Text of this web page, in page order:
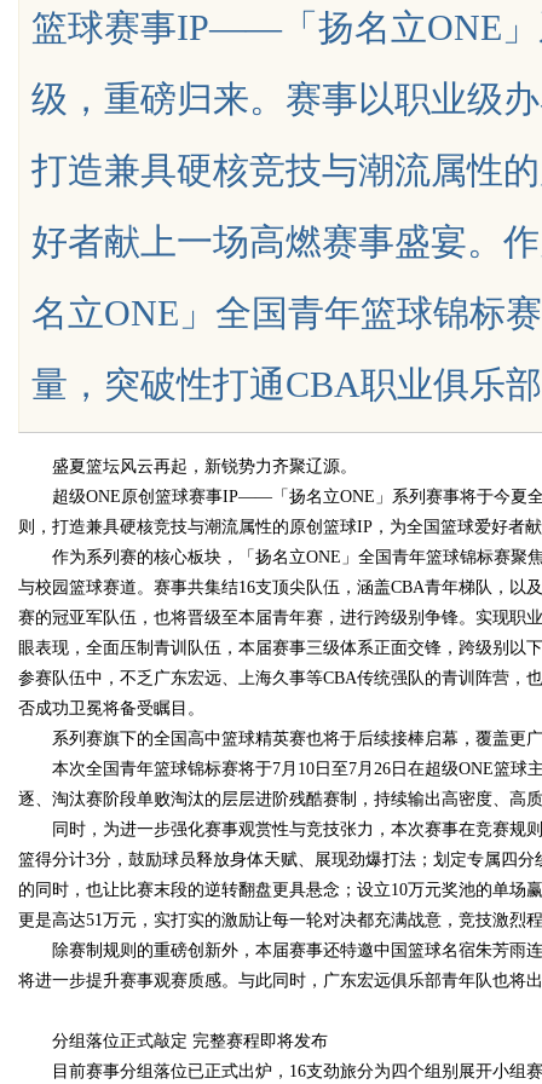
uz
Bo
篮球赛事IP——「扬名立ONE
级，重磅归来。赛事以职业级
打造兼具硬核竞技与潮流属性
好者献上一场高燃赛事盛宴。
名立ONE」全国青年篮球锦标
量，突破性打通CBA职业俱乐
盛夏篮坛风云再起，新锐势力齐聚辽源。
超级ONE原创篮球赛事IP——「扬名立ONE」系列赛事将于今夏
则，打造兼具硬核竞技与潮流属性的原创篮球IP，为全国篮球爱好者
作为系列赛的核心板块，「扬名立ONE」全国青年篮球锦标赛
与校园篮球赛道。赛事共集结16支顶尖队伍，涵盖CBA青年梯队，以
赛的冠亚军队伍，也将晋级至本届青年赛，进行跨级别争锋。实现职
眼表现，全面压制青训队伍，本届赛事三级体系正面交锋，跨级别以
参赛队伍中，不乏广东宏远、上海久事等CBA传统强队的青训阵营，
否成功卫冕将备受瞩目。
系列赛旗下的全国高中篮球精英赛也将于后续接棒启幕，覆盖更
本次全国青年篮球锦标赛将于7月10日至7月26日在超级ONE篮
逐、淘汰赛阶段单败淘汰的层层进阶残酷赛制，持续输出高密度、高
同时，为进一步强化赛事观赏性与竞技张力，本次赛事在竞赛
篮得分计3分，鼓励球员释放身体天赋、展现劲爆打法；划定专属四
的同时，也让比赛末段的逆转翻盘更具悬念；设立10万元奖池的单
更是高达51万元，实打实的激励让每一轮对决都充满战意，竞技激烈
除赛制规则的重磅创新外，本届赛事还特邀中国篮球名宿朱芳雨
将进一步提升赛事观赛质感。与此同时，广东宏远俱乐部青年队也将
分组落位正式敲定 完整赛程即将发布
目前赛事分组落位已正式出炉，16支劲旅分为四个组别展开小组